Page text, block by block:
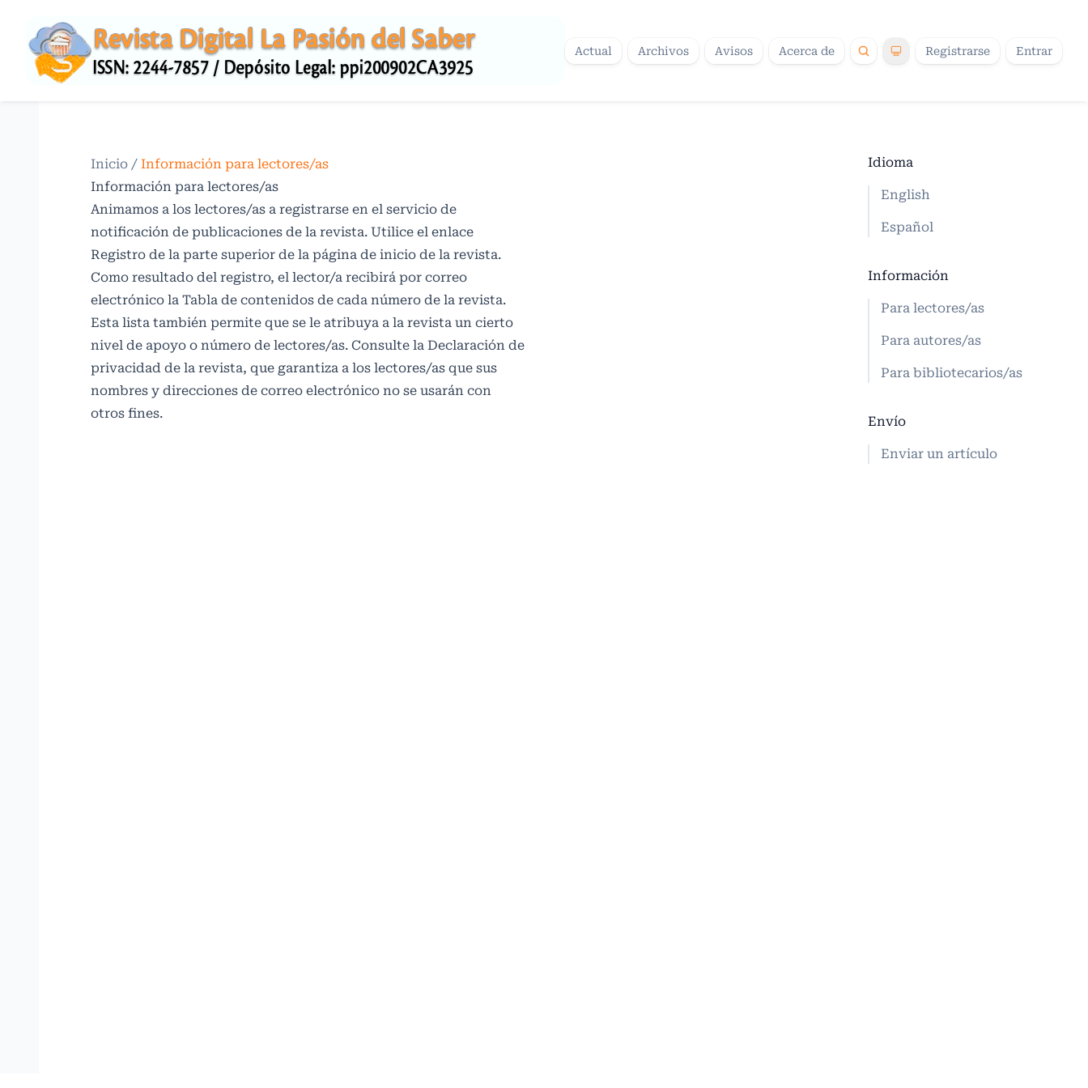
Actual Archivos Avisos Acerca de Registrarse Entrar
Inicio / Información para lectores/as
Información para lectores/as
Animamos a los lectores/as a registrarse en el servicio de
notificación de publicaciones de la revista. Utilice el enlace
Registro de la parte superior de la página de inicio de la revista.
Como resultado del registro, el lector/a recibirá por correo
electrónico la Tabla de contenidos de cada número de la revista.
Esta lista también permite que se le atribuya a la revista un cierto
nivel de apoyo o número de lectores/as. Consulte la Declaración de
privacidad de la revista, que garantiza a los lectores/as que sus
nombres y direcciones de correo electrónico no se usarán con
otros fines.
Idioma
English
Español
Información
Para lectores/as
Para autores/as
Para bibliotecarios/as
Envío
Enviar un artículo